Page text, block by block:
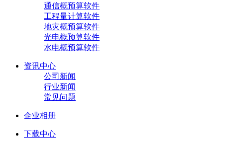
通信概预算软件
工程量计算软件
地灾概预算软件
光电概预算软件
水电概预算软件
资讯中心
公司新闻
行业新闻
常见问题
企业相册
下载中心